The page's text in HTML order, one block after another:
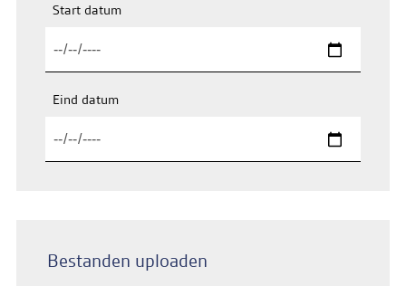
Start datum
Eind datum
Bestanden uploaden